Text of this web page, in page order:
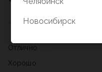
Отлично
Хорошо
Новосибирск